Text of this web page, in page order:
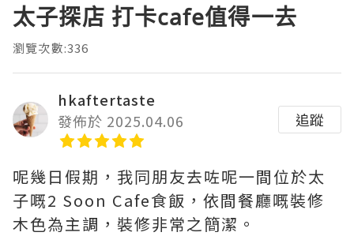
太子探店 打卡cafe值得一去
瀏覽次數:336
hkaftertaste
發佈於 2025.04.06
追蹤
呢幾日假期，我同朋友去咗呢一間位於太
子嘅2 Soon Cafe食飯，依間餐廳嘅裝修
木色為主調，裝修非常之簡潔。